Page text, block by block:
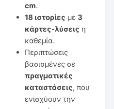
cm.
18 ιστορίες με 3
κάρτες-λύσεις η
καθεμία.
Περιπτώσεις
βασισμένες σε
πραγματικές
καταστάσεις, που
ενισχύουν την